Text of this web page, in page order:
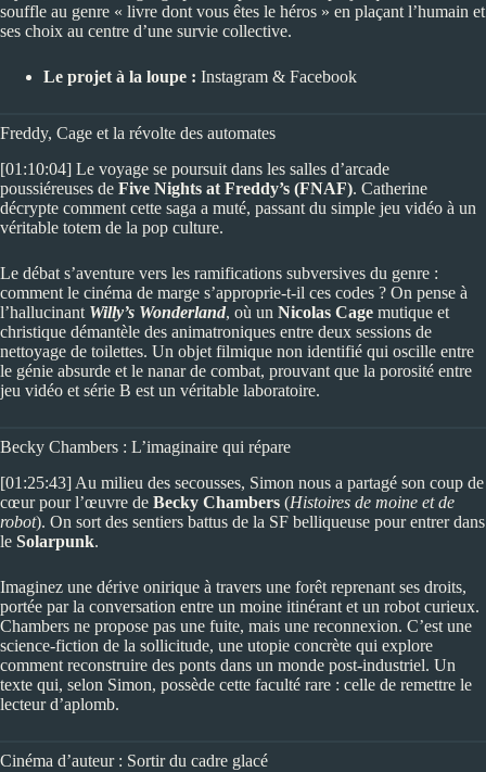
souffle au genre « livre dont vous êtes le héros » en plaçant l’humain et
ses choix au centre d’une survie collective.
Le projet à la loupe : Instagram & Facebook
Freddy, Cage et la révolte des automates
[01:10:04] Le voyage se poursuit dans les salles d’arcade
poussiéreuses de Five Nights at Freddy’s (FNAF). Catherine
décrypte comment cette saga a muté, passant du simple jeu vidéo à un
véritable totem de la pop culture.
Le débat s’aventure vers les ramifications subversives du genre :
comment le cinéma de marge s’approprie-t-il ces codes ? On pense à
l’hallucinant Willy’s Wonderland, où un Nicolas Cage mutique et
christique démantèle des animatroniques entre deux sessions de
nettoyage de toilettes. Un objet filmique non identifié qui oscille entre
le génie absurde et le nanar de combat, prouvant que la porosité entre
jeu vidéo et série B est un véritable laboratoire.
Becky Chambers : L’imaginaire qui répare
[01:25:43] Au milieu des secousses, Simon nous a partagé son coup de
cœur pour l’œuvre de Becky Chambers (Histoires de moine et de
robot). On sort des sentiers battus de la SF belliqueuse pour entrer dans
le Solarpunk.
Imaginez une dérive onirique à travers une forêt reprenant ses droits,
portée par la conversation entre un moine itinérant et un robot curieux.
Chambers ne propose pas une fuite, mais une reconnexion. C’est une
science-fiction de la sollicitude, une utopie concrète qui explore
comment reconstruire des ponts dans un monde post-industriel. Un
texte qui, selon Simon, possède cette faculté rare : celle de remettre le
lecteur d’aplomb.
Cinéma d’auteur : Sortir du cadre glacé